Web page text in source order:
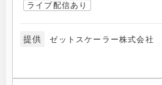
ライブ配信あり
提供 ゼットスケーラー株式会社